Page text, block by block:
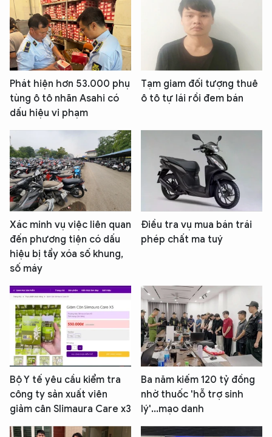
Phát hiện hơn 53.000 phụ
tùng ô tô nhãn Asahi có
dấu hiệu vi phạm
Tạm giam đối tượng thuê
ô tô tự lái rồi đem bán
Xác minh vụ việc liên quan
đến phương tiện có dấu
hiệu bị tẩy xóa số khung,
số máy
Điều tra vụ mua bán trái
phép chất ma tuý
Bộ Y tế yêu cầu kiểm tra
công ty sản xuất viên
giảm cân Slimaura Care x3
Ba năm kiếm 120 tỷ đồng
nhờ thuốc 'hỗ trợ sinh
lý'...mạo danh